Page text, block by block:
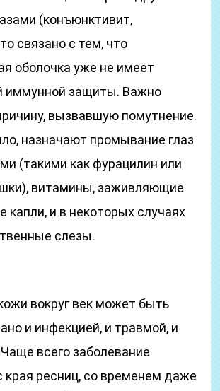
(конъюнктивит,
связано с тем, что
оболочка уже не имеет
иммунной защиты. Важно
вызвавшую помутнение.
назначают промывание глаз
(такими как фурацилин или
витамины, заживляющие
капли, и в некоторых случаях
слезы.
вокруг век может быть
и инфекцией, и травмой, и
всего заболевание
края ресниц, со временем даже